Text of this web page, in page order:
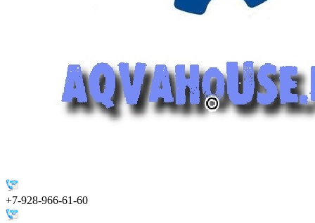
+7-928-966-61-60